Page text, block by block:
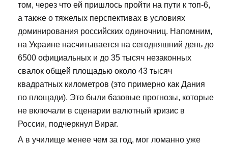
том, через что ей пришлось пройти на пути к топ-6,
а также о тяжелых перспективах в условиях
доминирования российских одиночниц. Напомним,
на Украине насчитывается на сегодняшний день до
6500 официальных и до 35 тысяч незаконных
свалок общей площадью около 43 тысяч
квадратных километров (это примерно как Дания
по площади). Это были базовые прогнозы, которые
не включали в сценарии валютный кризис в
России, подчеркнул Вираг.
А в училище менее чем за год, мог ломанно уже